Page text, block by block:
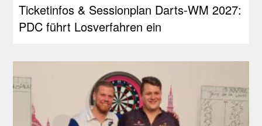
Ticketinfos & Sessionplan Darts-WM 2027:
PDC führt Losverfahren ein